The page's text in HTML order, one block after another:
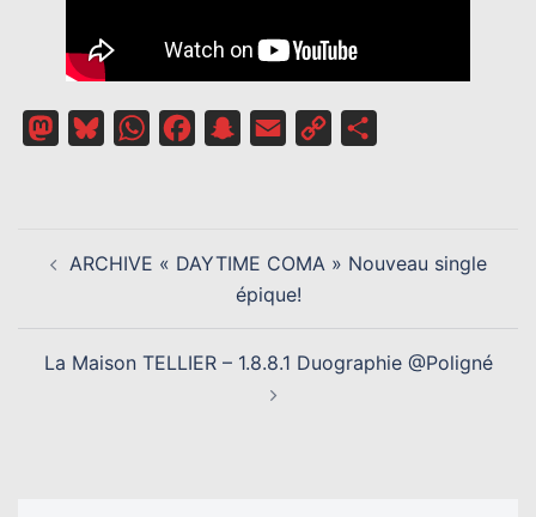
MastodonBlueskyWhatsAppFacebookSnapchat
Email
Copy
D’ARTICLE
ARCHIVE « DAYTIME COMA » Nouveau single
épique!
La Maison TELLIER – 1.8.8.1 Duographie @Poligné